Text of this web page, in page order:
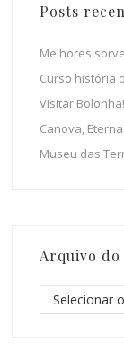
Posts
Melhores
Curso história
Visitar Bolonha!
Canova,
Museu das
Arquivo do